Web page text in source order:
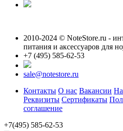
2010-2024 © NoteStore.ru -
питания и аксессуаров для
+7 (495) 585-62-53
sale@notestore.ru
Контакты О нас Вакансии
Реквизиты Сертификаты
соглашение
+7(495) 585-62-53